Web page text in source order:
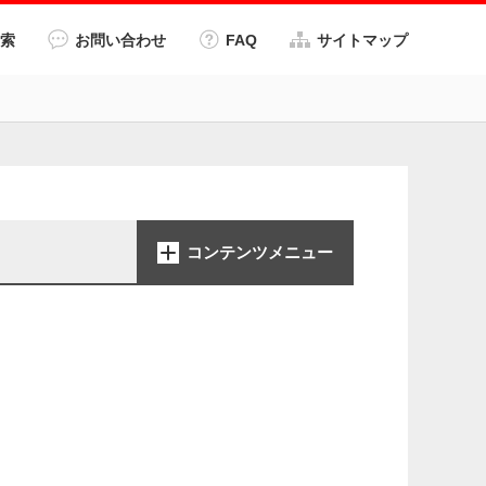
お問い合わせ FAQ サイトマップ
コンテンツメニュー